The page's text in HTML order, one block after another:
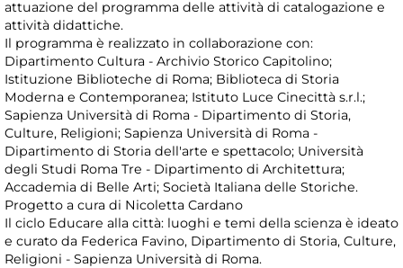
attuazione del programma delle attività di catalogazione e
attività didattiche.
Il programma è realizzato in collaborazione con:
Dipartimento Cultura - Archivio Storico Capitolino;
Istituzione Biblioteche di Roma; Biblioteca di Storia
Moderna e Contemporanea; Istituto Luce Cinecittà s.r.l.;
Sapienza Università di Roma - Dipartimento di Storia,
Culture, Religioni; Sapienza Università di Roma -
Dipartimento di Storia dell'arte e spettacolo; Università
degli Studi Roma Tre - Dipartimento di Architettura;
Accademia di Belle Arti; Società Italiana delle Storiche.
Progetto a cura di Nicoletta Cardano
Il ciclo Educare alla città: luoghi e temi della scienza è ideato
e curato da Federica Favino, Dipartimento di Storia, Culture,
Religioni - Sapienza Università di Roma.